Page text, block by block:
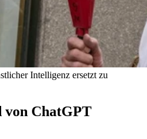
Intelligenz ersetzt zu
von ChatGPT